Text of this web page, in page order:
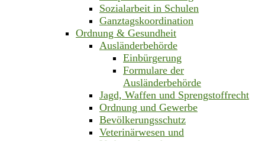
Sozialarbeit in Schulen
Ganztagskoordination
Ordnung & Gesundheit
Ausländerbehörde
Einbürgerung
Formulare der
Ausländerbehörde
Jagd, Waffen und Sprengstoffrecht
Ordnung und Gewerbe
Bevölkerungsschutz
Veterinärwesen und